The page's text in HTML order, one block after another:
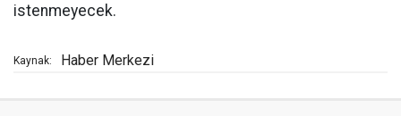
istenmeyecek.
Kaynak: Haber Merkezi